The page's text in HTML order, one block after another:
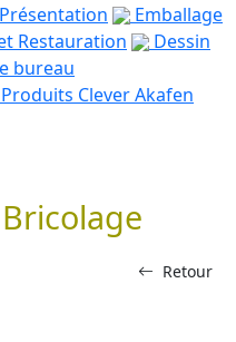
Présentation
Emballage
Restauration
Dessin
bureau
Produits Clever Akafen
Retour